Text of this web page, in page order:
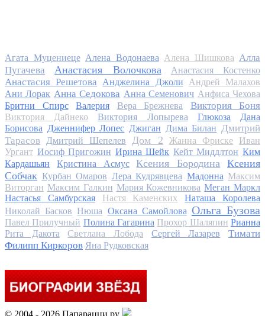
Агата Муцениеце Алена Водонаева Алена Шишкова Алла
Пугачева
Анастасия Волочкова Анастасия Костенко
Анастасия Решетова Анджелина Джоли
Андрей Малахов
Ани Лорак Анна Седокова Анна Семенович Анфиса Чехова
Бритни Спирс
Валерия Вера Брежнева Виктория Боня
Виктория Дайнеко Виктория Лопырева Глюкоза
Дана
Борисова Дженнифер Лопес Джиган Дима Билан Дмитрий
Тарасов
Дмитрий Шепелев Дом 2 Жанна Фриске
Иван
Ургант Иосиф Пригожин Ирина Шейк Кейт Миддлтон Ким
Кардашьян
Кристина Асмус Ксения Бородина
Ксения
Собчак Курбан Омаров Лера Кудрявцева Мадонна Максим
Виторган Максим Галкин Мария Кожевникова Меган Маркл
Настасья Самбурская
Настя Каменских
Наташа Королева
Николай Басков Нюша Оксана Самойлова Ольга Бузова
Павел Прилучный Полина Гагарина Прохор Шаляпин Рианна
Рита Дакота
Светлана Лобода Сергей Лазарев
Тимати
Филипп Киркоров Яна Рудковская
© 2004 - 2026 Папарацци.ру